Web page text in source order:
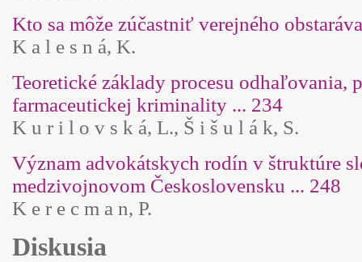
Kto sa môže zúčastniť verejného
K a l e s n á, K.
Teoretické základy procesu odhaľovania,
farmaceutickej kriminality ... 234
K u r i l o v s k á, L., Š i š u l á k, S.
Význam advokátskych rodín v štruktúre
medzivojnovom Československu ... 248
K e r e c m a n, P.
Diskusia